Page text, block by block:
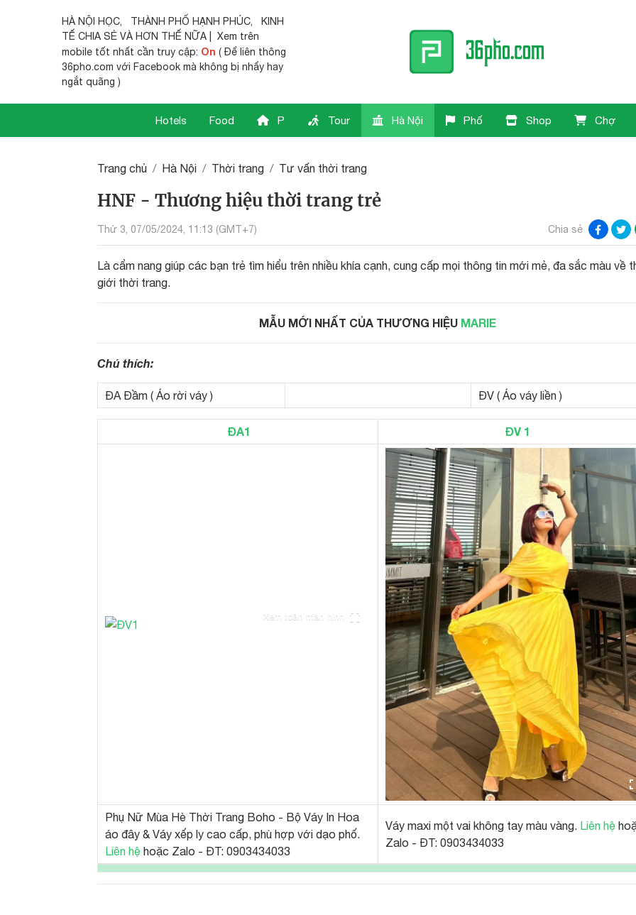
HÀ NỘI HỌC, THÀNH PHỐ HẠNH PHÚC,
KINH
TẾ CHIA SẺ VÀ HƠN THẾ NỮA | Xem trên
mobile tốt nhất cần truy cập: On ( Để liên thông
36pho.com với Facebook mà không bị nhẩy hay
ngắt quãng )
Hotels Food P Tour Hà Nội Phố Shop Chợ
Trang chủ Hà Nội Thời trang Tư vấn thời trang
HNF - Thương hiệu thời trang trẻ
Thứ 3, 07/05/2024, 11:13 (GMT+7) Chia sẻ
Là cẩm nang giúp các bạn trẻ tìm hiểu trên nhiều khía cạnh, cung cấp mọi thông tin mới mẻ, đa sắc màu về
giới thời trang.
MẪU MỚI NHẤT CỦA THƯƠNG HIỆU MARIE
Chú thích:
ĐA Đầm ( Áo rời váy ) ĐV ( Áo váy liền )
ĐA1 ĐV 1
Xem toàn màn hình
Phụ Nữ Mùa Hè Thời Trang Boho - Bộ Váy In Hoa
áo đây & Váy xếp ly cao cấp, phù hợp với dạo phố.
Liên hệ hoặc Zalo - ĐT: 0903434033
Váy maxi một vai không tay màu vàng. Liên hệ
Zalo - ĐT: 0903434033